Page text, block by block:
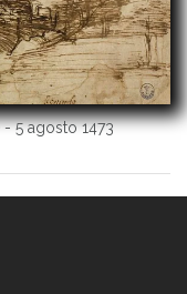
5 agosto 1473